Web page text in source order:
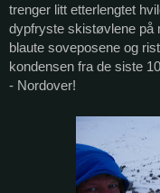
trenger litt etterlengtet
dypfryste skistøvlene på
blaute soveposene og
kondensen fra de siste
- Nordover!